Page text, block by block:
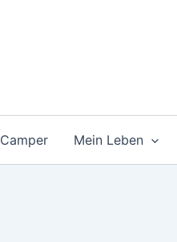
Camper Mein Leben